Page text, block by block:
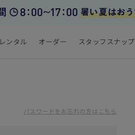
レンタル オーダー スタッフスナップ
パスワードをお忘れの方はこちら